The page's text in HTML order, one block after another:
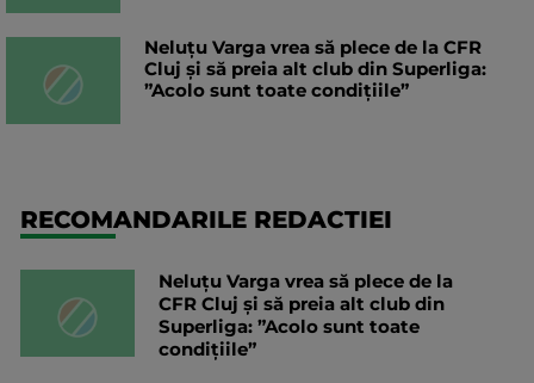
Neluțu Varga vrea să plece de la CFR
Cluj și să preia alt club din Superliga:
”Acolo sunt toate condițiile”
RECOMANDARILE REDACTIEI
Neluțu Varga vrea să plece de la
CFR Cluj și să preia alt club din
Superliga: ”Acolo sunt toate
condițiile”